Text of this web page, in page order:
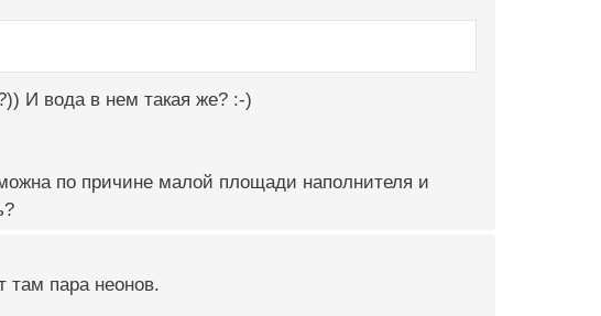
И вода в нем такая же? :-)
по причине малой площади наполнителя и
пара неонов.